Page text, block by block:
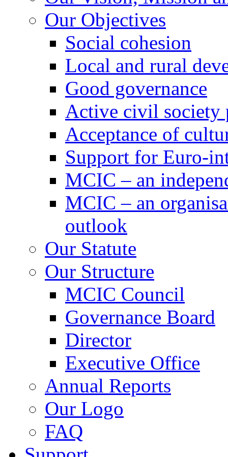
Our Objectives
Social cohesion
Local and rural
Good governance
Active civil society
Acceptance of
Support for Euro-
MCIC – an
MCIC – an
outlook
Our Statute
Our Structure
MCIC Council
Governance Board
Director
Executive Office
Annual Reports
Our Logo
FAQ